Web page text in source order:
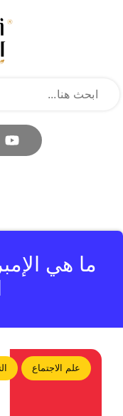
ما هي
علم الاجتماع